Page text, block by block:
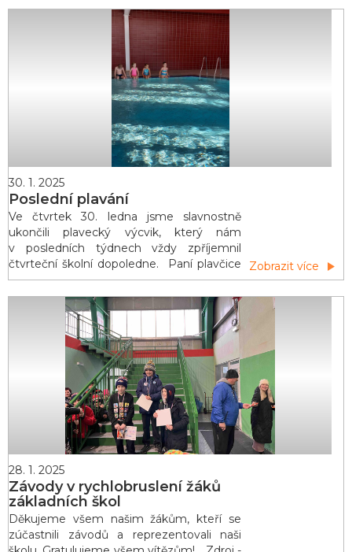
příběh o chudém sirotku Dickovi, který se i
díky své kamarádce kočce stane starostou
Londýna. Chudý sirotek Dick Whittington
utratil své poslední peníze na kočku Kitty.
Společně se vyd&aacut
30. 1. 2025
Poslední plavání
Ve čtvrtek 30. ledna jsme slavnostně
ukončili plavecký výcvik, který nám
v posledních týdnech vždy zpříjemnil
čtvrteční školní dopoledne. Paní plavčice
nás zkoušely z toho, co jsme se během
výcviku učili: splývání, skok do vody,
plavecké styly… Většina z nás jsme už
šikovní plavci, někdo z nás se ještě
pohybuje ve vodě s pomocí plaveckých
pomůcek, ale pokrok jsme udělali
Zobrazit více
28. 1. 2025
Závody v rychlobruslení žáků
základních škol
Děkujeme všem našim žákům, kteří se
zúčastnili závodů a reprezentovali naši